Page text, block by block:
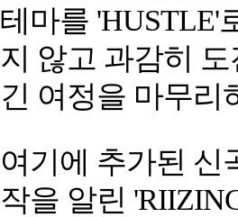
테마를 'HUSTLE'
지 않고 과감히
긴 여정을 마무리
여기에 추가된 신
작을 알린